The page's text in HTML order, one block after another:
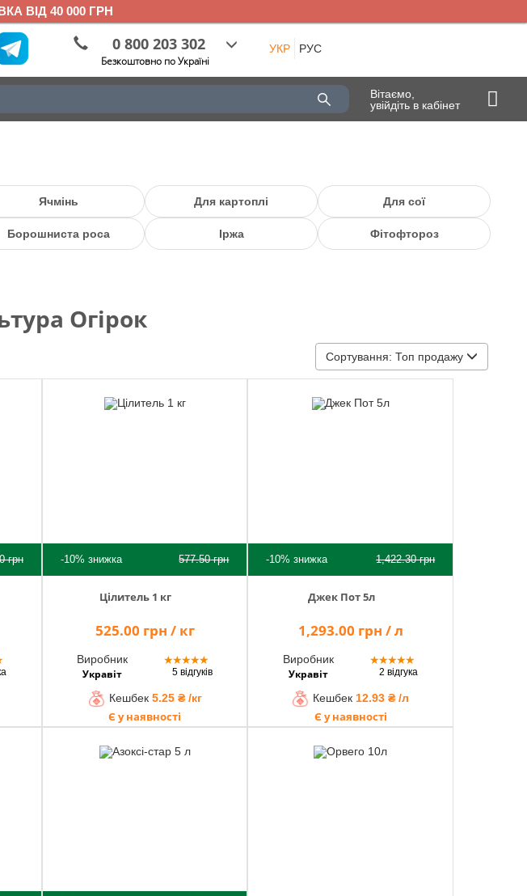
ВІД 40 000 ГРН
0 800 203 302
Безкоштовно по Україні
УКР РУС
Вітаємо,
увійдіть в кабінет
Ячмінь Для картоплі Для сої
Борошниста роса Іржа Фітофтороз
Огірок
Сортування: Топ продажу
грн -10% знижка 577.50грн
Цілитель 1 кг
525.00 грн / кг
Виробник
Укравіт
★★★★★
5 відгуків
Кешбек 5.25 ₴ /кг
Є у наявності
-10% знижка 1,422.30грн
Джек Пот 5л
1,293.00 грн / л
Виробник
Укравіт
★★★★★
2 відгука
Кешбек 12.93 ₴ /л
Є у наявності